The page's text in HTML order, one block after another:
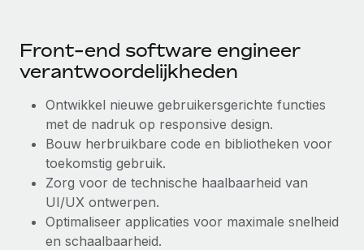
beheren
Productupdates van Remote: Gusto- en Xero-
integraties en Contractor Management Plus
Het blijft de missie van Remote om alle soorten bedrijven
te helpen bij het aannemen, beheren en...
Meer informatie
Hoe Phiture 55 werknemers in 19 landen
beheert met Remote
Front-end software engineer
verantwoordelijkheden
Ontwikkel nieuwe gebruikersgerichte functies
met de nadruk op responsive design.
Bouw herbruikbare code en bibliotheken voor
toekomstig gebruik.
Zorg voor de technische haalbaarheid van
UI/UX ontwerpen.
Optimaliseer applicaties voor maximale snelheid
en schaalbaarheid.